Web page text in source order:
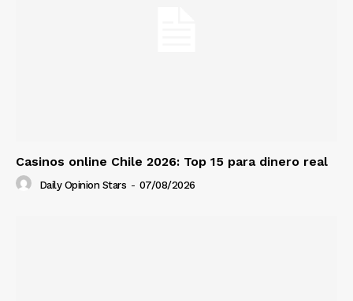
Casinos online Chile 2026: Top 15 para dinero real
Daily Opinion Stars - 07/08/2026